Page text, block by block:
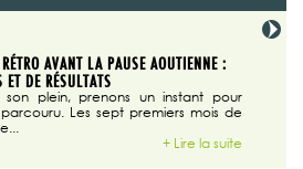
AVANT LA PAUSE AOUTIENNE :
DE RÉSULTATS
plein, prenons un instant pour
Les sept premiers mois de
+ Lire la suite
29/07/